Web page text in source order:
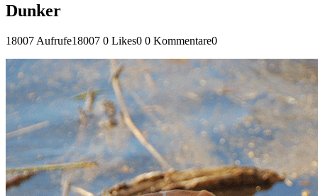
Dunker
18007 Aufrufe18007 0 Likes0 0 Kommentare0